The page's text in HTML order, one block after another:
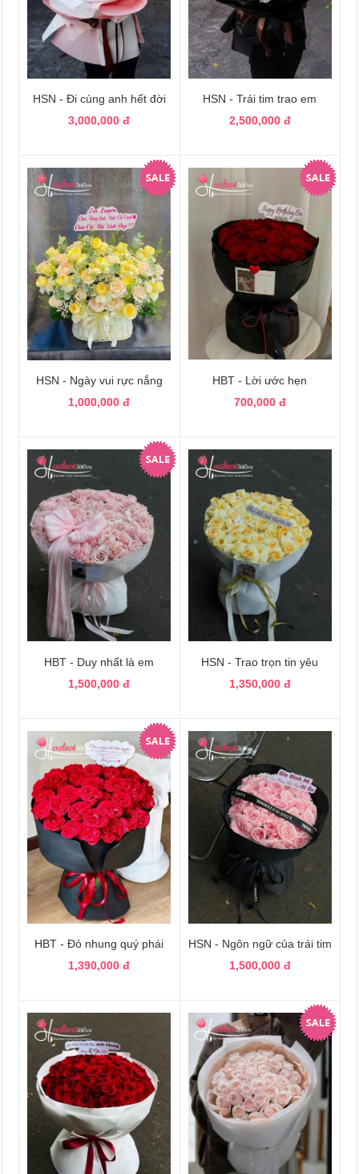
HSN - Đi cùng anh hết đời
3,000,000 đ
HSN - Trái tim trao em
2,500,000 đ
HSN - Ngày vui rực nắng
1,000,000 đ
HBT - Lời ước hẹn
700,000 đ
HBT - Duy nhất là em
1,500,000 đ
HSN - Trao trọn tin yêu
1,350,000 đ
HBT - Đỏ nhung quý phái
1,390,000 đ
HSN - Ngôn ngữ của trái tim
1,500,000 đ